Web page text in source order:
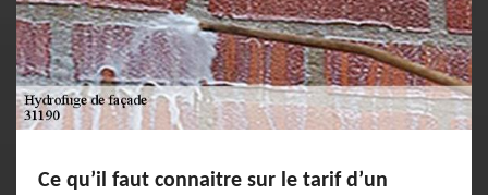
Ce qu’il faut connaitre sur le tarif d’un